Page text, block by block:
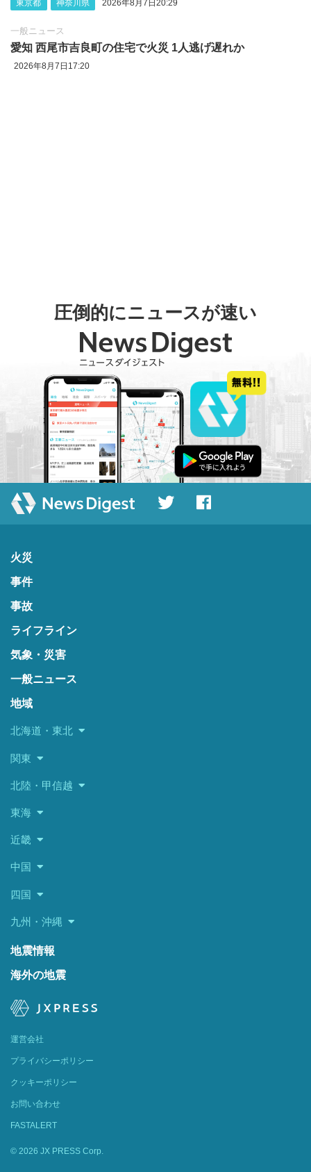
東京都 神奈川県 2026年8月7日20:29
一般ニュース
愛知 西尾市吉良町の住宅で火災 1人逃げ遅れか
2026年8月7日17:20
圧倒的にニュースが速い
火災
事件
事故
ライフライン
気象・災害
一般ニュース
地域
北海道・東北
関東
北陸・甲信越
東海
近畿
中国
四国
九州・沖縄
地震情報
海外の地震
運営会社
プライバシーポリシー
クッキーポリシー
お問い合わせ
FASTALERT
© 2026 JX PRESS Corp.